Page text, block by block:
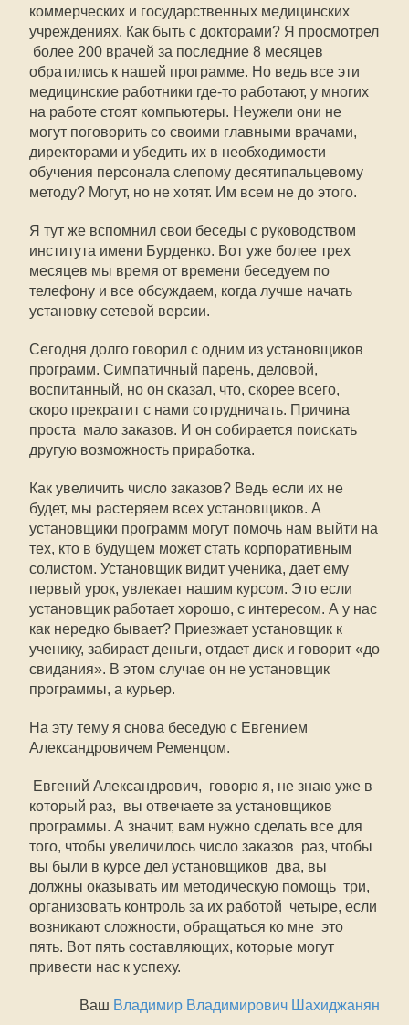
коммерческих и государственных медицинских
учреждениях. Как быть с докторами? Я просмотрел
 более 200 врачей за последние 8 месяцев
обратились к нашей программе. Но ведь все эти
медицинские работники где-то работают, у многих
на работе стоят компьютеры. Неужели они не
могут поговорить со своими главными врачами,
директорами и убедить их в необходимости
обучения персонала слепому десятипальцевому
методу? Могут, но не хотят. Им всем не до этого.
Я тут же вспомнил свои беседы с руководством
института имени Бурденко. Вот уже более трех
месяцев мы время от времени беседуем по
телефону и все обсуждаем, когда лучше начать
установку сетевой версии.
Сегодня долго говорил с одним из установщиков
программ. Симпатичный парень, деловой,
воспитанный, но он сказал, что, скорее всего,
скоро прекратит с нами сотрудничать. Причина
проста  мало заказов. И он собирается поискать
другую возможность приработка.
Как увеличить число заказов? Ведь если их не
будет, мы растеряем всех установщиков. А
установщики программ могут помочь нам выйти на
тех, кто в будущем может стать корпоративным
солистом. Установщик видит ученика, дает ему
первый урок, увлекает нашим курсом. Это если
установщик работает хорошо, с интересом. А у нас
как нередко бывает? Приезжает установщик к
ученику, забирает деньги, отдает диск и говорит «до
свидания». В этом случае он не установщик
программы, а курьер.
На эту тему я снова беседую с Евгением
Александровичем Ременцом.
 Евгений Александрович,  говорю я, не знаю уже в
который раз,  вы отвечаете за установщиков
программы. А значит, вам нужно сделать все для
того, чтобы увеличилось число заказов  раз, чтобы
вы были в курсе дел установщиков  два, вы
должны оказывать им методическую помощь  три,
организовать контроль за их работой  четыре, если
возникают сложности, обращаться ко мне  это
пять. Вот пять составляющих, которые могут
привести нас к успеху.
Ваш Владимир Владимирович Шахиджанян